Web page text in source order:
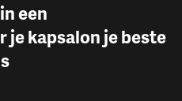
een
kapsalon je beste